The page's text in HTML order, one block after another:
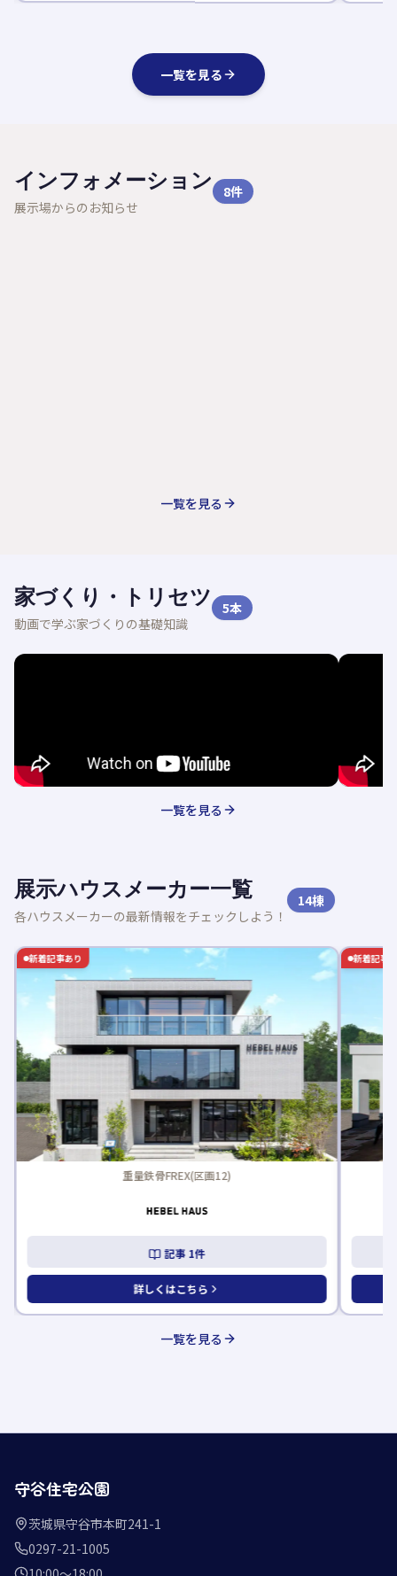
一覧を見る
インフォメーション
展示場からのお知らせ
8件
一覧を見る
家づくり・トリセツ
動画で学ぶ家づくりの基礎知識
5本
一覧を見る
展示ハウスメーカー一覧
各ハウスメーカーの最新情報をチェックしよう！
14棟
新着記事あり
重量鉄骨FREX(区画12)
記事1件
詳しくはこちら
新着記事
一覧を見る
守谷住宅公園
茨城県守谷市本町241-1
0297-21-1005